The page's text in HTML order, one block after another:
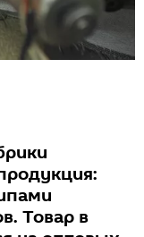
Товар в